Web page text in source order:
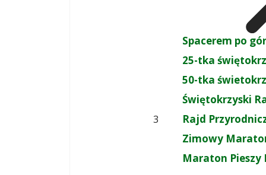
Spacerem po
25-tka
50-tka
Świętokrzyski
Rajd
Zimowy
Maraton Pieszy
3